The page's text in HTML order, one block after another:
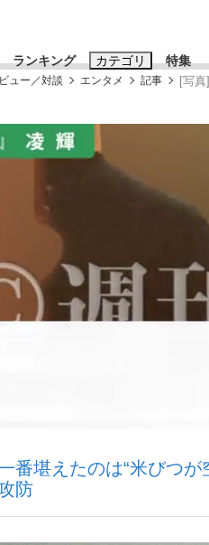
ランキング カテゴリ 特集
おすすめのキーワードタ
#高市
ュー／対談 エンタメ 記事 [写
番堪えたのは“米びつ
防